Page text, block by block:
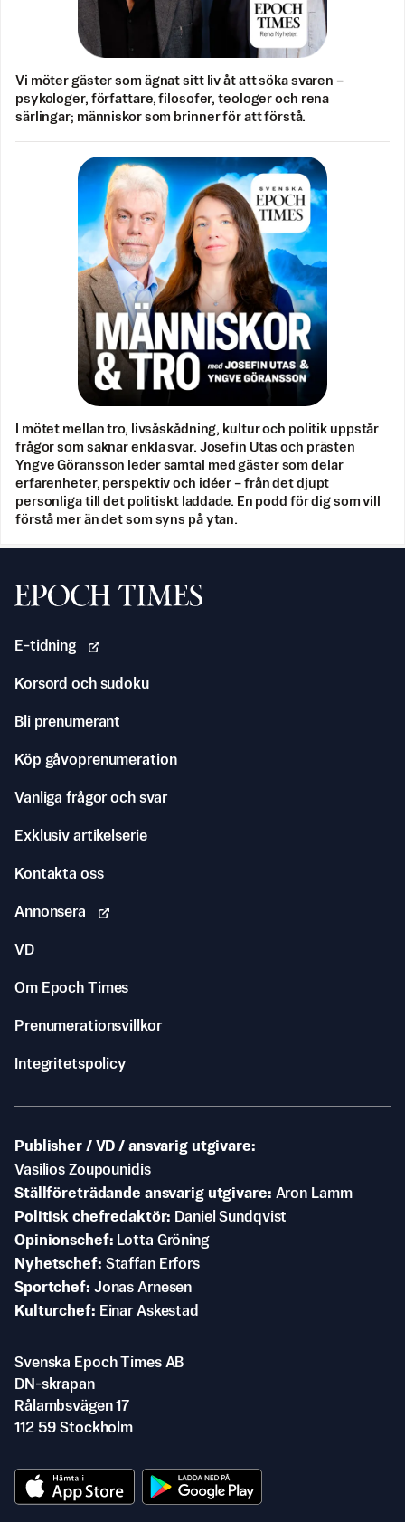
Vi möter gäster som ägnat sitt liv åt att söka svaren –
psykologer, författare, filosofer, teologer och rena
särlingar; människor som brinner för att förstå.
I mötet mellan tro, livsåskådning, kultur och politik uppstår
frågor som saknar enkla svar. Josefin Utas och prästen
Yngve Göransson leder samtal med gäster som delar
erfarenheter, perspektiv och idéer – från det djupt
personliga till det politiskt laddade. En podd för dig som vill
förstå mer än det som syns på ytan.
Svenska Epoch Times
E-tidning
Korsord och sudoku
Bli prenumerant
Köp gåvoprenumeration
Vanliga frågor och svar
Exklusiv artikelserie
Kontakta oss
Annonsera
VD
Om Epoch Times
Prenumerationsvillkor
Integritetspolicy
Publisher / VD / ansvarig utgivare
Vasilios Zoupounidis
Ställföreträdande ansvarig utgivare Aron Lamm
Politisk chefredaktör
Daniel Sundqvist
Opinionschef
Lotta Gröning
Nyhetschef Staffan Erfors
Sportchef Jonas Arnesen
Kulturchef
Einar Askestad
Svenska Epoch Times AB
DN-skrapan
Rålambsvägen 17
112 59 Stockholm